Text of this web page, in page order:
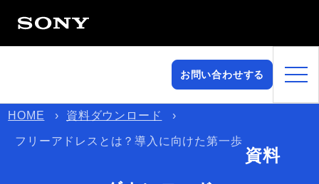
お問い合わせする
HOME 資料ダウンロード
フリーアドレスとは？導入に向けた第一歩
資料